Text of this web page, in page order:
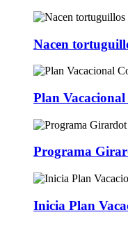
Nacen
Plan
Programa
Inicia Plan